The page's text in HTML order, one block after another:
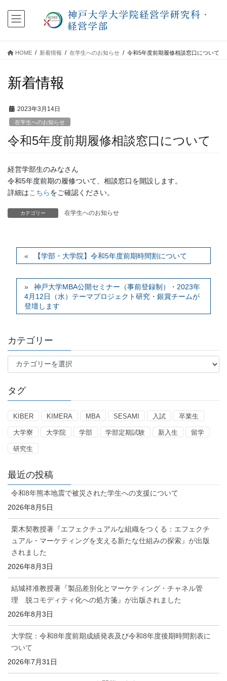
HOME 新着情報 在学生へのお知らせ 令和5年度前期履修相談窓口について
新着情報
2023年3月14日
在学生へのお知らせ
令和5年度前期履修相談窓口について
経営学部生のみなさん
令和5年度前期の履修ついて、相談窓口を開設します。
詳細はこちらをご確認ください。
カテゴリー 在学生へのお知らせ
【学部・大学院】令和5年度前期時間割について
神戸大学MBA公開セミナー（事前登録制）・2023年
4月12日（水）テーマプロジェクト研究・銀賞チームが
登壇します
カテゴリー
テ
リ
ー
タグ
KIBER KIMERA MBA SESAMI 入試 卒業生
大学寮 大学院 学部 学部定期試験 新入生 留学
研究生
最近の投稿
令和8年熊本地震で被災された学生への支援について
2026年8月5日
栗木契教授著『エフェクチュアルな組織をつくる：エフェクチ
ュアル・マーケティングを支える新たな仕組みの探索』が出版
されました
2026年8月3日
結城祥准教授著『製品差別化とマーケティング・チャネル管
理 脱コモディティ化への処方箋』が出版されました
2026年8月3日
大学院：令和8年度前期成績発表及び令和8年度後期時間割表に
ついて
2026年7月31日